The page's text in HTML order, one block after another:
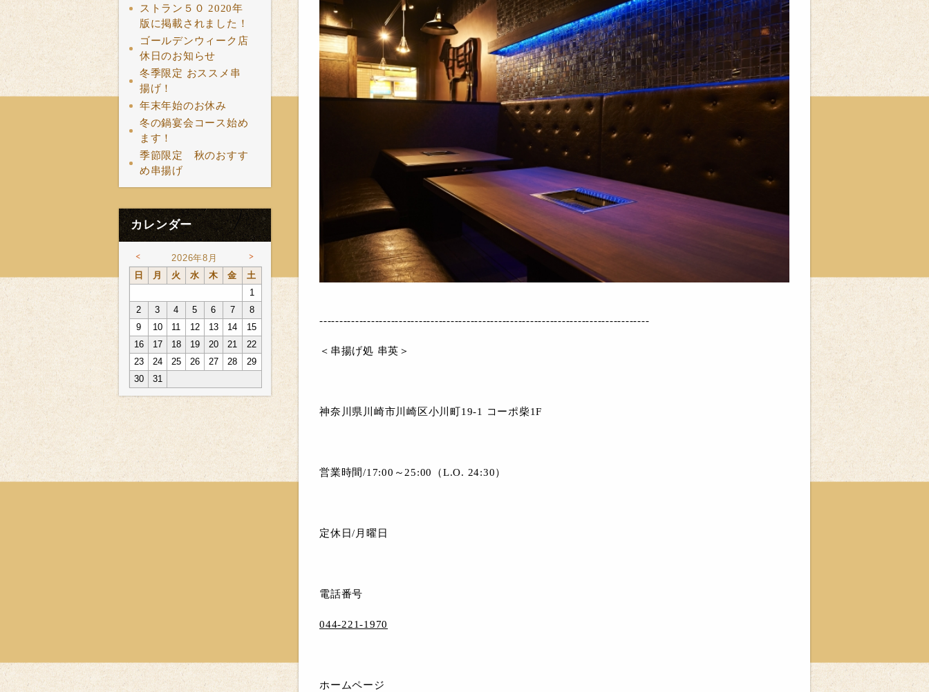
ストラン５０ 2020年
版に掲載されました！
ゴールデンウィーク店
休日のお知らせ
冬季限定 おススメ串
揚げ！
年末年始のお休み
冬の鍋宴会コース始め
ます！
季節限定 秋のおすす
め串揚げ
カレンダー
< 2026年8月 >
日 月 火 水 木 金
土
1
2
3 4 5 6 7
8
9
10 11 12 13 14
15
16
17 18 19 20 21
22
23
24 25 26 27 28
29
30
31
-----------------------------------------------------------------------------------
＜串揚げ処 串英＞
神奈川県川崎市川崎区小川町19-1 コーポ柴1F
営業時間/17:00～25:00（L.O. 24:30）
定休日/月曜日
電話番号
044-221-1970
ホームページ